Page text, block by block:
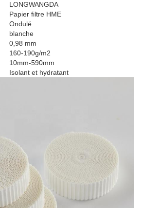
LONGWANGDA
Papier filtre HME
Ondulé
blanche
0,98 mm
160-190g/m2
10mm-590mm
Isolant et hydratant